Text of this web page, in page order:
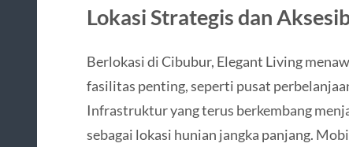
Lokasi Strategis dan
Berlokasi di Cibubur, Elegant Living
fasilitas penting, seperti pusat
Infrastruktur yang terus berkembang
sebagai lokasi hunian jangka panjang.